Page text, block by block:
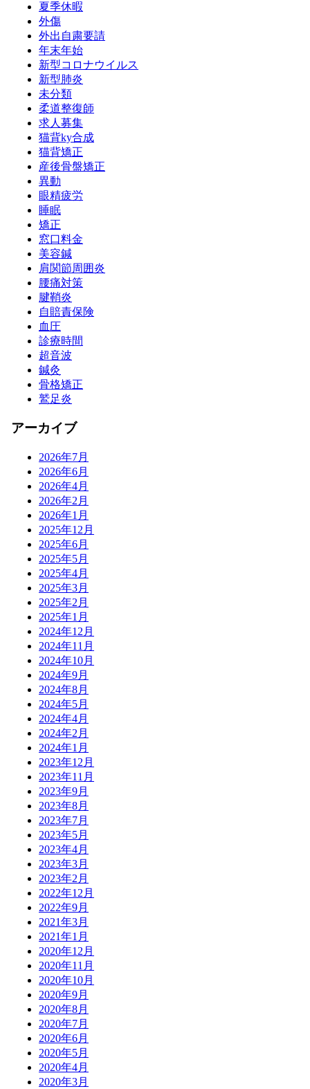
夏季休暇
外傷
外出自粛要請
年末年始
新型コロナウイルス
新型肺炎
未分類
柔道整復師
求人募集
猫背ky合成
猫背矯正
産後骨盤矯正
異動
眼精疲労
睡眠
矯正
窓口料金
美容鍼
肩関節周囲炎
腰痛対策
腱鞘炎
自賠責保険
血圧
診療時間
超音波
鍼灸
骨格矯正
鷲足炎
アーカイブ
2026年7月
2026年6月
2026年4月
2026年2月
2026年1月
2025年12月
2025年6月
2025年5月
2025年4月
2025年3月
2025年2月
2025年1月
2024年12月
2024年11月
2024年10月
2024年9月
2024年8月
2024年5月
2024年4月
2024年2月
2024年1月
2023年12月
2023年11月
2023年9月
2023年8月
2023年7月
2023年5月
2023年4月
2023年3月
2023年2月
2022年12月
2022年9月
2021年3月
2021年1月
2020年12月
2020年11月
2020年10月
2020年9月
2020年8月
2020年7月
2020年6月
2020年5月
2020年4月
2020年3月